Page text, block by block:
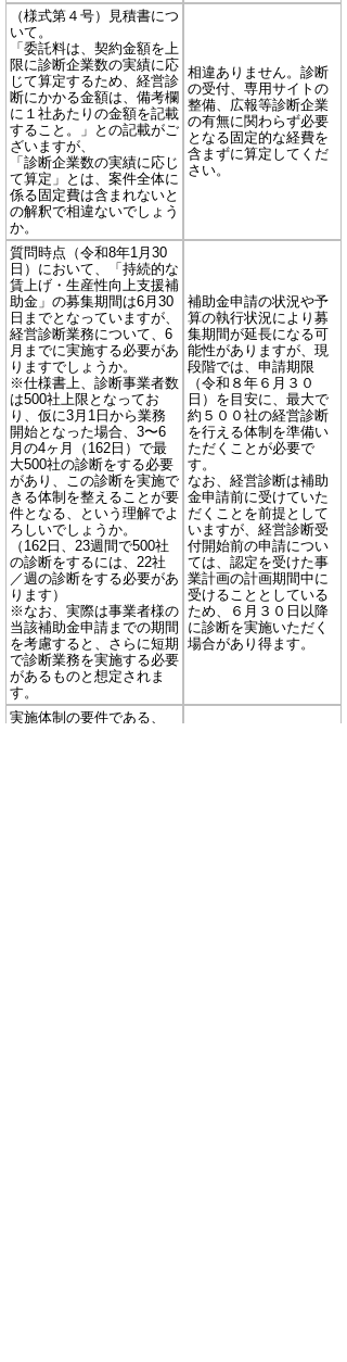
（様式第４号）見積書につ
いて。
「委託料は、契約金額を上
限に診断企業数の実績に応
じて算定するため、経営診
断にかかる金額は、備考欄
に１社あたりの金額を記載
すること。」との記載がご
ざいますが、
「診断企業数の実績に応じ
て算定」とは、案件全体に
係る固定費は含まれないと
の解釈で相違ないでしょう
か。
相違ありません。診断
の受付、専用サイトの
整備、広報等診断企業
の有無に関わらず必要
となる固定的な経費を
含まずに算定してくだ
さい。
質問時点（令和8年1月30
日）において、「持続的な
賃上げ・生産性向上支援補
助金」の募集期間は6月30
日までとなっていますが、
経営診断業務について、6
月までに実施する必要があ
りますでしょうか。
※仕様書上、診断事業者数
は500社上限となってお
り、仮に3月1日から業務
開始となった場合、3〜6
月の4ヶ月（162日）で最
大500社の診断をする必要
があり、この診断を実施で
きる体制を整えることが要
件となる、という理解でよ
ろしいでしょうか。
（162日、23週間で500社
の診断をするには、22社
／週の診断をする必要があ
ります）
※なお、実際は事業者様の
当該補助金申請までの期間
を考慮すると、さらに短期
で診断業務を実施する必要
があるものと想定されま
す。
補助金申請の状況や予
算の執行状況により募
集期間が延長になる可
能性がありますが、現
段階では、申請期限
（令和８年６月３０
日）を目安に、最大で
約５００社の経営診断
を行える体制を準備い
ただくことが必要で
す。
なお、経営診断は補助
金申請前に受けていた
だくことを前提として
いますが、経営診断受
付開始前の申請につい
ては、認定を受けた事
業計画の計画期間中に
受けることとしている
ため、６月３０日以降
に診断を実施いただく
場合があり得ます。
実施体制の要件である、